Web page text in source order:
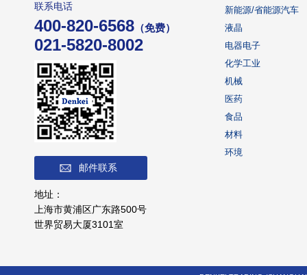
联系电话
400-820-6568 （免费）
021-5820-8002
邮件联系
地址：
上海市黄浦区广东路500号
世界贸易大厦3101室
新能源/省能源汽车
液晶
电器电子
化学工业
机械
医药
食品
材料
环境